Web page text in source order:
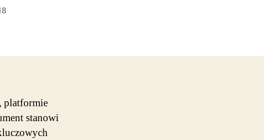
, platformie
stanowi